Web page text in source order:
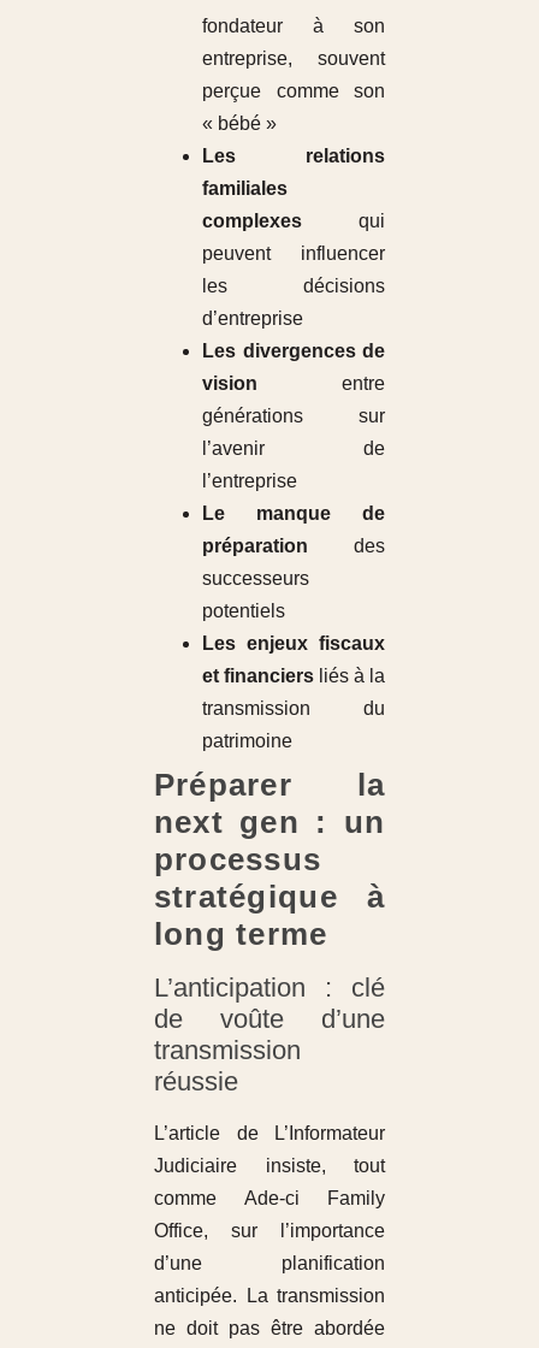
fondateur à son
entreprise, souvent
perçue comme son
« bébé »
Les relations
familiales
complexesqui
peuvent influencer
les décisions
d’entreprise
Les divergences de
vision entre
générations sur
l’avenir de
l’entreprise
Le manque de
préparation des
successeurs
potentiels
Les enjeux fiscaux
et financiersliés à la
transmission du
patrimoine
Préparer la
next gen : un
processus
stratégique à
long terme
L’anticipation : clé
de voûte d’une
transmission
réussie
L’article de L’Informateur
Judiciaire insiste, tout
comme Ade-ci Family
Office, sur l’importance
d’une planification
anticipée. La transmission
ne doit pas être abordée